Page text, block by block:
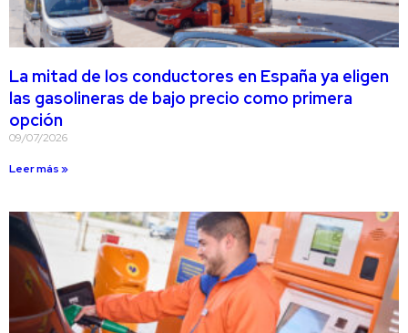
La mitad de los conductores en España ya eligen
las gasolineras de bajo precio como primera
opción
09/07/2026
Leer más »